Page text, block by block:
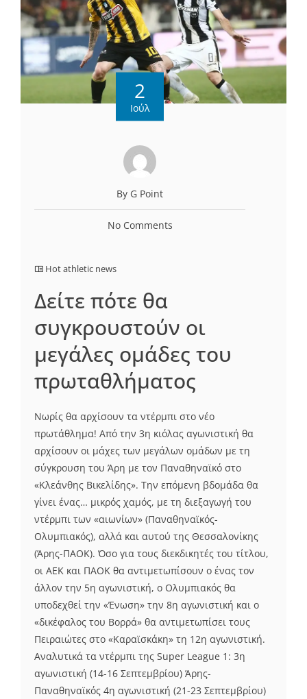
2
Ιούλ
By G Point
No Comments
Hot athletic news
Δείτε πότε θα
συγκρουστούν οι
μεγάλες ομάδες του
πρωταθλήματος
Νωρίς θα αρχίσουν τα ντέρμπι στο νέο
πρωτάθλημα! Από την 3η κιόλας αγωνιστική θα
αρχίσουν οι μάχες των μεγάλων ομάδων με τη
σύγκρουση του Άρη με τον Παναθηναϊκό στο
«Κλεάνθης Βικελίδης». Την επόμενη βδομάδα θα
γίνει ένας… μικρός χαμός, με τη διεξαγωγή του
ντέρμπι των «αιωνίων» (Παναθηναϊκός-
Ολυμπιακός), αλλά και αυτού της Θεσσαλονίκης
(Άρης-ΠΑΟΚ). Όσο για τους διεκδικητές του τίτλου,
οι ΑΕΚ και ΠΑΟΚ θα αντιμετωπίσουν ο ένας τον
άλλον την 5η αγωνιστική, ο Ολυμπιακός θα
υποδεχθεί την «Ένωση» την 8η αγωνιστική και ο
«δικέφαλος του Βορρά» θα αντιμετωπίσει τους
Πειραιώτες στο «Καραϊσκάκη» τη 12η αγωνιστική.
Αναλυτικά τα ντέρμπι της Super League 1: 3η
αγωνιστική (14-16 Σεπτεμβρίου) Άρης-
Παναθηναϊκός 4η αγωνιστική (21-23 Σεπτεμβρίου)